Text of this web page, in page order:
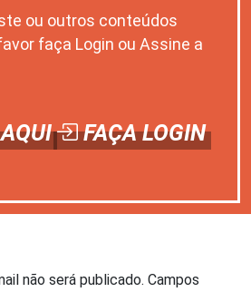
ou outros conteúdos
faça Login ou Assine a
FAÇA LOGIN
não será publicado. Campos